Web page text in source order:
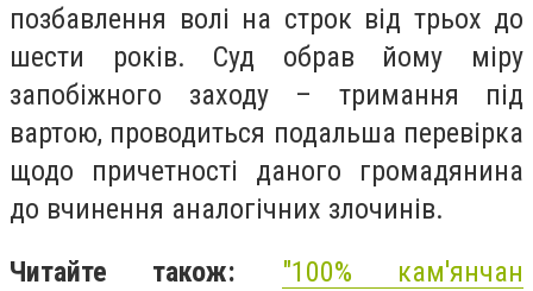
позбавлення волі на строк від трьох до
шести років. Суд обрав йому міру
запобіжного заходу – тримання під
вартою, проводиться подальша перевірка
щодо причетності даного громадянина
до вчинення аналогічних злочинів.
Читайте також: "100% кам'янчан